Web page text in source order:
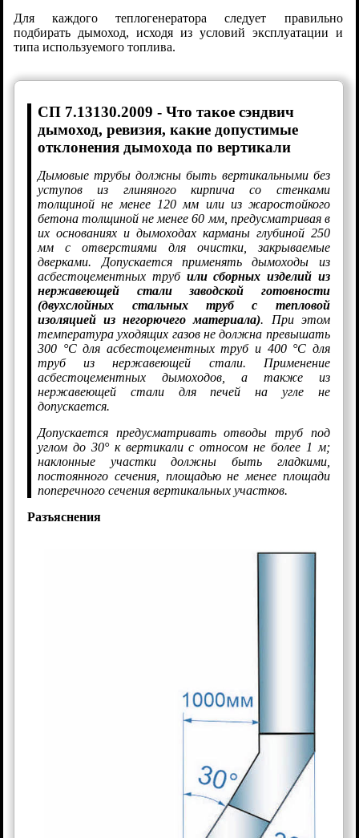
Для каждого теплогенератора следует правильно
подбирать дымоход, исходя из условий эксплуатации и
типа используемого топлива.
СП 7.13130.2009 - Что такое сэндвич
дымоход, ревизия, какие допустимые
отклонения дымохода по вертикали
Дымовые трубы должны быть вертикальными без
уступов из глиняного кирпича со стенками
толщиной не менее 120 мм или из жаростойкого
бетона толщиной не менее 60 мм, предусматривая в
их основаниях и дымоходах карманы глубиной 250
мм с отверстиями для очистки, закрываемые
дверками. Допускается применять дымоходы из
асбестоцементных труб или сборных изделий из
нержавеющей стали заводской готовности
(двухслойных стальных труб с тепловой
изоляцией из негорючего материала). При этом
температура уходящих газов не должна превышать
300 °С для асбестоцементных труб и 400 °С для
труб из нержавеющей стали. Применение
асбестоцементных дымоходов, а также из
нержавеющей стали для печей на угле не
допускается.
Допускается предусматривать отводы труб под
углом до 30° к вертикали с относом не более 1 м;
наклонные участки должны быть гладкими,
постоянного сечения, площадью не менее площади
поперечного сечения вертикальных участков.
Разъяснения